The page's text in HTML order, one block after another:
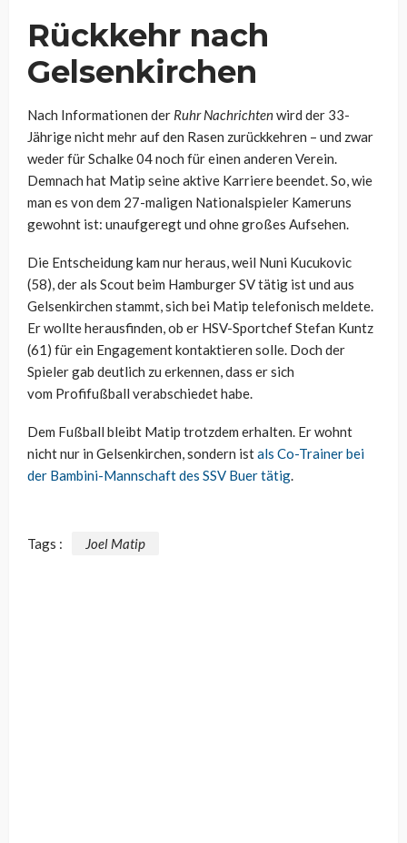
Rückkehr nach
Gelsenkirchen
Nach Informationen der Ruhr Nachrichtenwird der 33-
Jährige nicht mehr auf den Rasen zurückkehren – und zwar
weder für Schalke 04 noch für einen anderen Verein.
Demnach hat Matip seine aktive Karriere beendet. So, wie
man es von dem 27-maligen Nationalspieler Kameruns
gewohnt ist: unaufgeregt und ohne großes Aufsehen.
Die Entscheidung kam nur heraus, weil Nuni Kucukovic
(58), der als Scout beim Hamburger SV tätig ist und aus
Gelsenkirchen stammt, sich bei Matip telefonisch meldete.
Er wollte herausfinden, ob er HSV-Sportchef Stefan Kuntz
(61) für ein Engagement kontaktieren solle. Doch der
Spieler gab deutlich zu erkennen, dass er sich
vom Profifußball verabschiedet habe.
Dem Fußball bleibt Matip trotzdem erhalten. Er wohnt
nicht nur in Gelsenkirchen, sondern istals Co-Trainer bei
der Bambini-Mannschaft des SSV Buer tätig.
Tags : Joel Matip